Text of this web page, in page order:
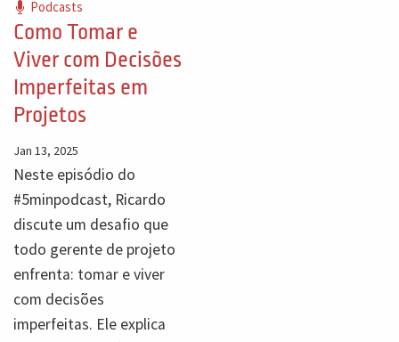
Podcasts
Como Tomar e
Viver com Decisões
Imperfeitas em
Projetos
Jan 13, 2025
Neste episódio do
#5minpodcast, Ricardo
discute um desafio que
todo gerente de projeto
enfrenta: tomar e viver
com decisões
imperfeitas. Ele explica